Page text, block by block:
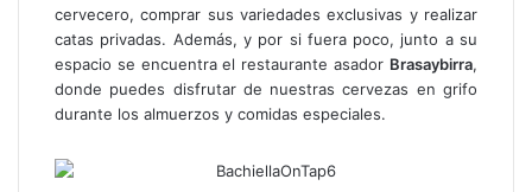
cervecero, comprar sus variedades exclusivas y realizar
catas privadas. Además, y por si fuera poco, junto a su
espacio se encuentra el restaurante asador Brasaybirra,
donde puedes disfrutar de nuestras cervezas en grifo
durante los almuerzos y comidas especiales.